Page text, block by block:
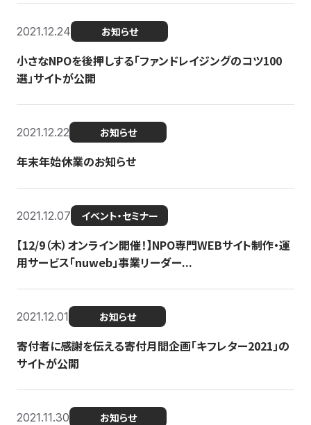
2021.12.24 お知らせ
小さなNPOを後押しする「ファンドレイジングのコツ100
選」サイトが公開
2021.12.22 お知らせ
年末年始休業のお知らせ
2021.12.07 イベント・セミナー
【12/9（木）オンライン開催！】NPO専門WEBサイト制作・運
用サービス「nuweb」事業リーダー...
2021.12.01 お知らせ
寄付者に感謝を伝える寄付月間企画「キフレター2021」の
サイトが公開
2021.11.30 お知らせ